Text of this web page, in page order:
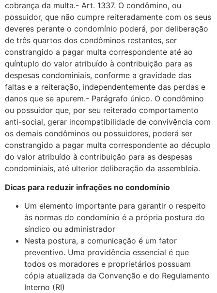
cobrança da multa.- Art. 1337. O condômino, ou
possuidor, que não cumpre reiteradamente com os seus
deveres perante o condomínio poderá, por deliberação
de três quartos dos condôminos restantes, ser
constrangido a pagar multa correspondente até ao
quíntuplo do valor atribuído à contribuição para as
despesas condominiais, conforme a gravidade das
faltas e a reiteração, independentemente das perdas e
danos que se apurem.- Parágrafo único. O condômino
ou possuidor que, por seu reiterado comportamento
anti-social, gerar incompatibilidade de convivência com
os demais condôminos ou possuidores, poderá ser
constrangido a pagar multa correspondente ao décuplo
do valor atribuído à contribuição para as despesas
condominiais, até ulterior deliberação da assembleia.
Dicas para reduzir infrações no condomínio
Um elemento importante para garantir o respeito
às normas do condomínio é a própria postura do
síndico ou administrador
Nesta postura, a comunicação é um fator
preventivo. Uma providência essencial é que
todos os moradores e proprietários possuam
cópia atualizada da Convenção e do Regulamento
Interno (RI)